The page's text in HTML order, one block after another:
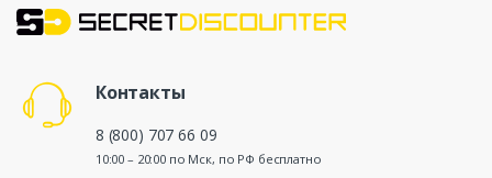
Контакты
8 (800) 707 66 09
10:00 – 20:00 по Мск, по РФ бесплатно